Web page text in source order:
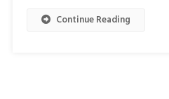
Continue Reading